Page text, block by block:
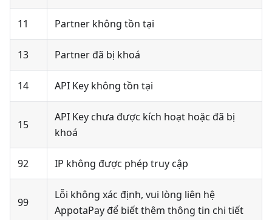
11 Partner không tồn tại
13 Partner đã bị khoá
14 API Key không tồn tại
15
API Key chưa được kích hoạt hoặc đã bị
khoá
92 IP không được phép truy cập
99
Lỗi không xác định, vui lòng liên hệ
AppotaPay để biết thêm thông tin chi tiết